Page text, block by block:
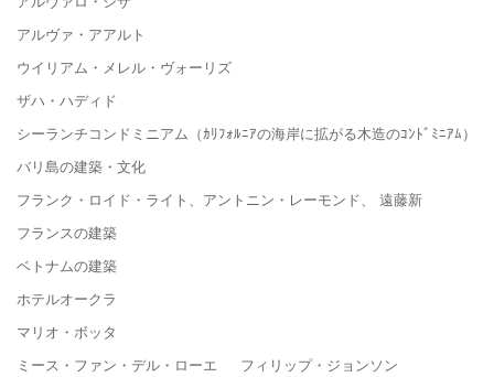
アルヴァ・アアルト
ウイリアム・メレル・ヴォーリズ
ザハ・ハディド
シーランチコンドミニアム（ｶﾘﾌｫﾙﾆｱの海岸に拡がる木造のｺﾝﾄﾞﾐﾆｱﾑ）
バリ島の建築・文化
フランク・ロイド・ライト、アントニン・レーモンド、 遠藤新
フランスの建築
ベトナムの建築
ホテルオークラ
マリオ・ボッタ
ミース・ファン・デル・ローエ フィリップ・ジョンソン